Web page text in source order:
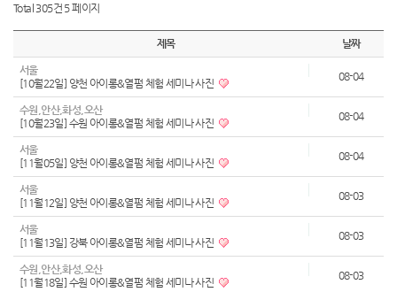
Total 305건 5 페이지
제목 날짜
서울
[10월22일] 양천 아이롱&열펌 체험 세미나 사진
08-04
수원,안산,화성,오산
[10월23일] 수원 아이롱&열펌 체험 세미나 사진
08-04
서울
[11월05일] 양천 아이롱&열펌 체험 세미나 사진
08-04
서울
[11월12일] 양천 아이롱&열펌 체험 세미나 사진
08-03
서울
[11월13일] 강북 아이롱&열펌 체험 세미나 사진
08-03
수원,안산,화성,오산
[11월18일] 수원 아이롱&열펌 체험 세미나 사진
08-03